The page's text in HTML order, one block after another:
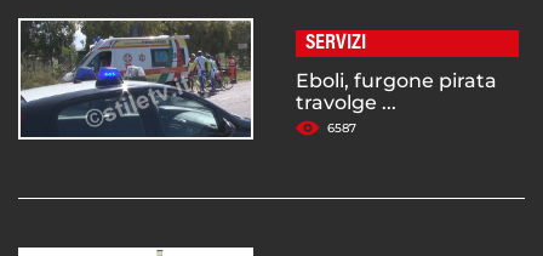
SERVIZI
Eboli, furgone pirata
travolge ...
6587